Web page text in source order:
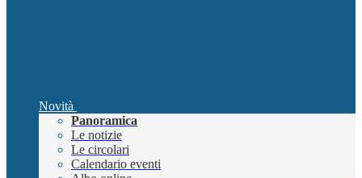
Novità
Panoramica
Le notizie
Le circolari
Calendario eventi